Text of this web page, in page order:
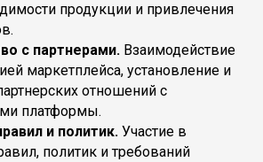
продукции и привлечения
с партнерами. Взаимодействие
маркетплейса, установление и
отношений с
платформы.
и политик. Участие в
политик и требований